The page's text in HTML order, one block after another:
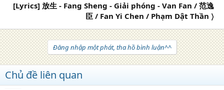
[Lyrics] 放生 - Fang Sheng - Giải phóng - Van Fan / 范逸
臣 / Fan Yi Chen / Phạm Dật Thần 〉
Đăng nhập một phát, tha hồ bình luận^^
Chủ đề liên quan